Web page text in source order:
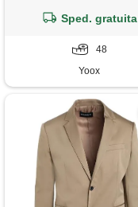
Sped. gratuita
48
Yoox